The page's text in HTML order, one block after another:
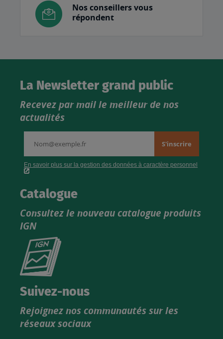
Nos conseillers vous
répondent
La Newsletter grand public
Recevez par mail le meilleur de nos
actualités
Catalogue
Consultez le nouveau catalogue produits
IGN
Consultez
catalogue
IGN
Suivez-nous
Rejoignez nos communautés sur les
réseaux sociaux